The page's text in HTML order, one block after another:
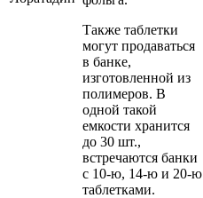
Также таблетки
могут продаваться
в банке,
изготовленной из
полимеров. В
одной такой
емкости хранится
до 30 шт.,
встречаются банки
с 10-ю, 14-ю и 20-ю
таблетками.